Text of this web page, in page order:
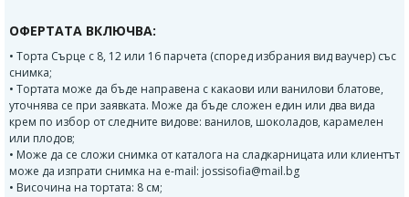
ОФЕРТАТА ВКЛЮЧВА:
• Торта Сърце с 8, 12 или 16 парчета (според избрания вид ваучер) със
снимка;
• Тортата може да бъде направена с какаови или ванилови блатове,
уточнява се при заявката. Може да бъде сложен един или два вида
крем по избор от следните видове: ванилов, шоколадов, карамелен
или плодов;
• Може да се сложи снимка от каталога на сладкарницата или клиентът
може да изпрати снимка на e-mail: jossisofia@mail.bg
• Височина на тортата: 8 см;